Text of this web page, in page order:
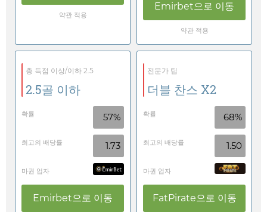
약관 적용
Emirbet으로 이동
약관 적용
총 득점 이상/이하 2.5
2.5골 이하
확률 57%
최고의 배당률 1.73
마권 업자
Emirbet으로 이동
전문가 팁
더블 찬스 X2
확률 68%
최고의 배당률 1.50
마권 업자
FatPirate으로 이동